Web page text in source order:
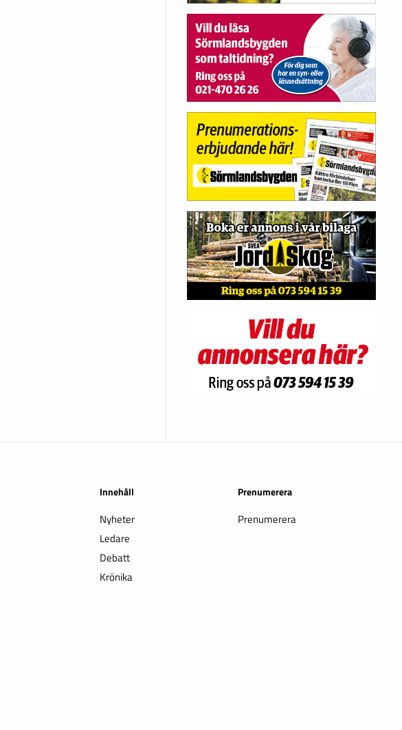
Innehåll
Nyheter
Ledare
Debatt
Krönika
Prenumerera
Prenumerera